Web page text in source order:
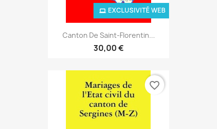
Canton De Saint-Florentin...
30,00 €
EXCLUSIVITÉ WEB
favorite_border